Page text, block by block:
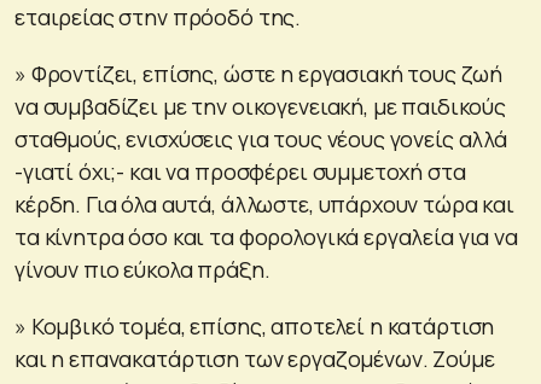
εταιρείας στην πρόοδό της.
» Φροντίζει, επίσης, ώστε η εργασιακή τους ζωή
να συμβαδίζει με την οικογενειακή, με παιδικούς
σταθμούς, ενισχύσεις για τους νέους γονείς αλλά
-γιατί όχι;- και να προσφέρει συμμετοχή στα
κέρδη. Για όλα αυτά, άλλωστε, υπάρχουν τώρα και
τα κίνητρα όσο και τα φορολογικά εργαλεία για να
γίνουν πιο εύκολα πράξη.
» Κομβικό τομέα, επίσης, αποτελεί η κατάρτιση
και η επανακατάρτιση των εργαζομένων. Ζούμε